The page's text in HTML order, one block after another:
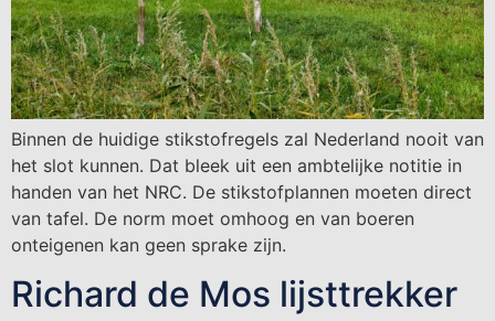
Binnen de huidige stikstofregels zal Nederland nooit van
het slot kunnen. Dat bleek uit een ambtelijke notitie in
handen van het NRC. De stikstofplannen moeten direct
van tafel. De norm moet omhoog en van boeren
onteigenen kan geen sprake zijn.
Richard de Mos lijsttrekker